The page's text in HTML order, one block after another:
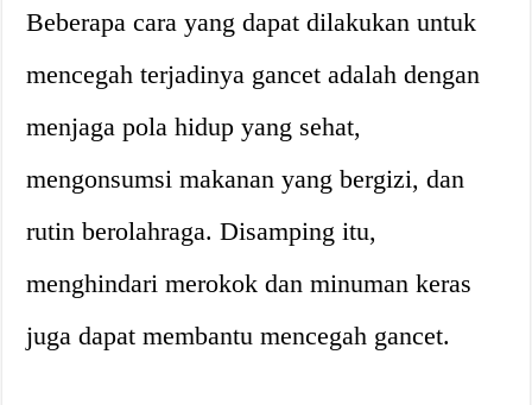
Beberapa cara yang dapat dilakukan untuk
mencegah terjadinya gancet adalah dengan
menjaga pola hidup yang sehat,
mengonsumsi makanan yang bergizi, dan
rutin berolahraga. Disamping itu,
menghindari merokok dan minuman keras
juga dapat membantu mencegah gancet.